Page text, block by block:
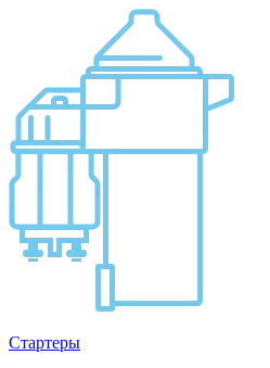
Стартеры